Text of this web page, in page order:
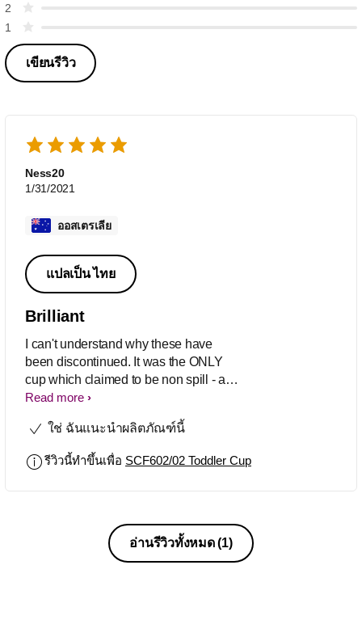
2
1
เขียนรีวิว
Ness20
1/31/2021
ออสเตรเลีย
แปลเป็น ไทย
Brilliant
I can't understand why these have
been discontinued. It was the ONLY
cup which claimed to be non spill - and
was. It was good quality, robust and
anything like it - or near as good and
ALL of AVENT current cups - baby to
toddler can be worked out to spill by a
Read more
ใช่ ฉันแนะนำผลิตภัณฑ์นี้
รีวิวนี้ทำขึ้นเพื่อ SCF602/02 Toddler Cup
อ่านรีวิวทั้งหมด(1)